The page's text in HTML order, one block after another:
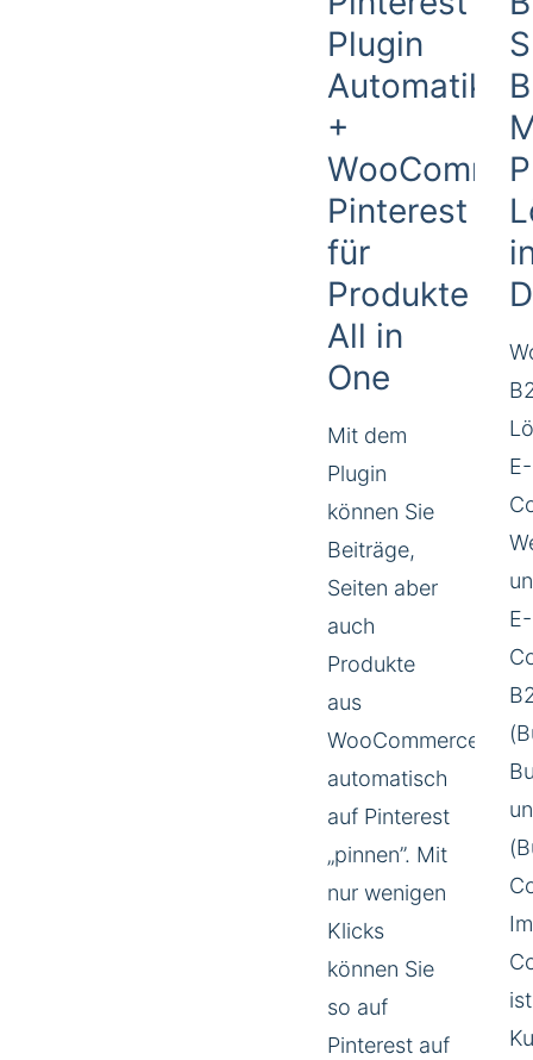
Plugin
Automatik
+
Pinterest
für
Produkte
All in
One
Mit dem
Plugin
können Sie
Beiträge,
Seiten aber
auch
Produkte
aus
WooCommerce
automatisch
auf Pinterest
„pinnen”. Mit
nur wenigen
Klicks
können Sie
so auf
Pinterest auf
E-
E-